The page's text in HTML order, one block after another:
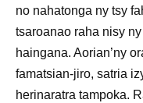
no nahatonga ny tsy
tsaroanao raha nisy
haingana. Aorian’ny
famatsian-jiro, satria
herinaratra tampoka.